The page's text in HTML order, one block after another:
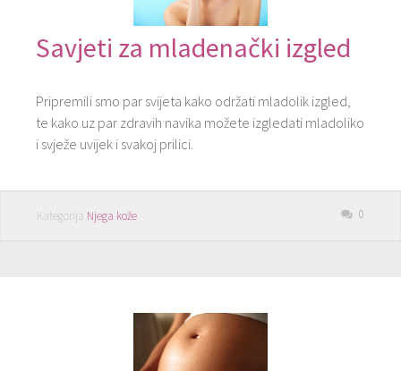
Savjeti za mladenački izgled
Pripremili smo par svijeta kako održati mladolik izgled,
te kako uz par zdravih navika možete izgledati mladoliko
i svježe uvijek i svakoj prilici.
Kategorija Njega kože 0